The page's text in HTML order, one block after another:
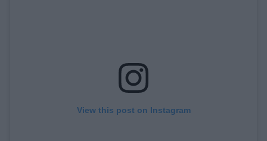
View this post on Instagram